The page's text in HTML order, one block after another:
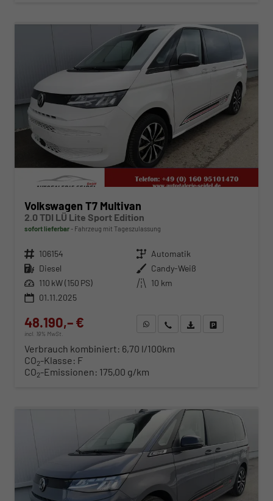
Volkswagen T7 Multivan
2.0 TDI LÜ Lite Sport Edition
sofort lieferbar Fahrzeug mit Tageszulassung
Fahrzeugnr. 106154 Getriebe Automatik
Kraftstoff Diesel Außenfarbe Candy-Weiß
Leistung 110 kW (150 PS) Kilometerstand 10 km
01.11.2025
48.190,– €
incl. 19% MwSt.
WhatsApp anfragen
Wir rufen Sie anFahrzeugexposé (PDF)
Verbrauch kombiniert: 6,70 l/100km
CO2-Klasse: F
CO2-Emissionen: 175,00 g/km